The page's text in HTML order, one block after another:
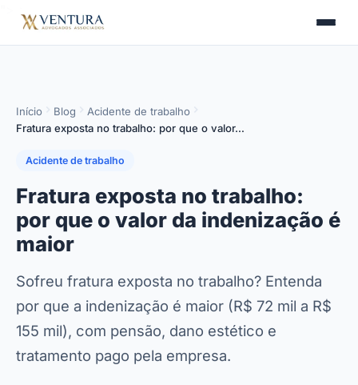
Início Blog
Acidente de trabalho
Fratura exposta no trabalho: por que o valor…
Acidente de trabalho
Fratura exposta no trabalho:
por que o valor da indenização é
maior
Sofreu fratura exposta no trabalho? Entenda
por que a indenização é maior (R$ 72 mil a R$
155 mil), com pensão, dano estético e
tratamento pago pela empresa.